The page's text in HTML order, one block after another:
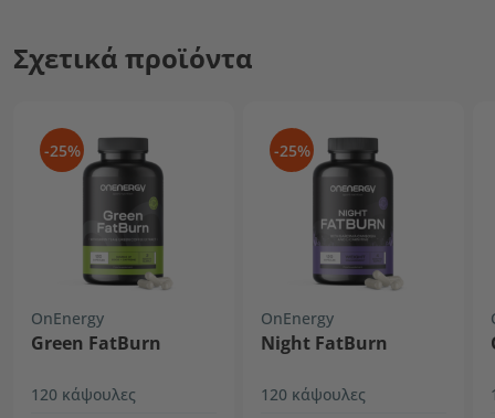
Σχετικά προϊόντα
-25%
OnEnergy
Green FatBurn
120 κάψουλες
-25%
OnEnergy
Night FatBurn
120 κάψουλες